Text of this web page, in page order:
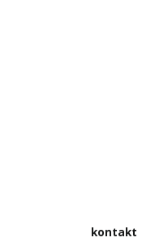
kontakt